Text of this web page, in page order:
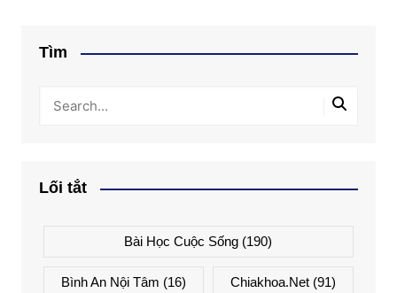
Tìm
Lối tắt
Bài Học Cuộc Sống (190)
Bình An Nội Tâm (16) Chiakhoa.net (91)